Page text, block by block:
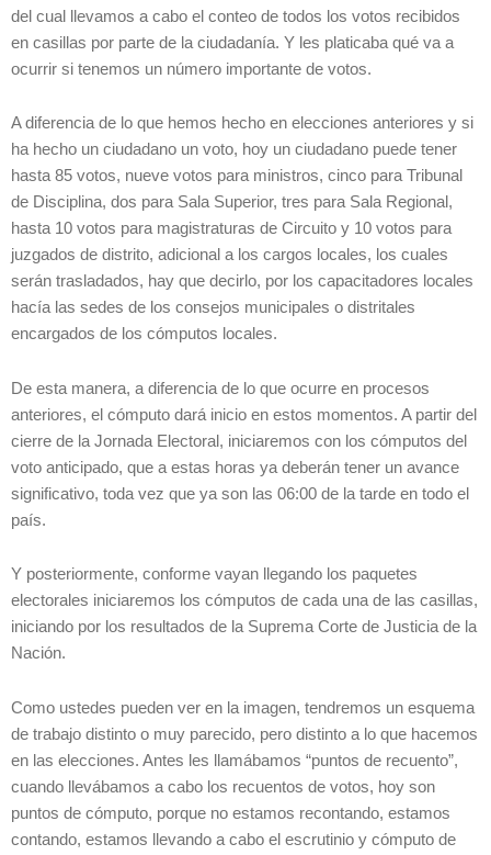
del cual llevamos a cabo el conteo de todos los votos recibidos
en casillas por parte de la ciudadanía. Y les platicaba qué va a
ocurrir si tenemos un número importante de votos.
A diferencia de lo que hemos hecho en elecciones anteriores y si
ha hecho un ciudadano un voto, hoy un ciudadano puede tener
hasta 85 votos, nueve votos para ministros, cinco para Tribunal
de Disciplina, dos para Sala Superior, tres para Sala Regional,
hasta 10 votos para magistraturas de Circuito y 10 votos para
juzgados de distrito, adicional a los cargos locales, los cuales
serán trasladados, hay que decirlo, por los capacitadores locales
hacía las sedes de los consejos municipales o distritales
encargados de los cómputos locales.
De esta manera, a diferencia de lo que ocurre en procesos
anteriores, el cómputo dará inicio en estos momentos. A partir del
cierre de la Jornada Electoral, iniciaremos con los cómputos del
voto anticipado, que a estas horas ya deberán tener un avance
significativo, toda vez que ya son las 06:00 de la tarde en todo el
país.
Y posteriormente, conforme vayan llegando los paquetes
electorales iniciaremos los cómputos de cada una de las casillas,
iniciando por los resultados de la Suprema Corte de Justicia de la
Nación.
Como ustedes pueden ver en la imagen, tendremos un esquema
de trabajo distinto o muy parecido, pero distinto a lo que hacemos
en las elecciones. Antes les llamábamos “puntos de recuento”,
cuando llevábamos a cabo los recuentos de votos, hoy son
puntos de cómputo, porque no estamos recontando, estamos
contando, estamos llevando a cabo el escrutinio y cómputo de